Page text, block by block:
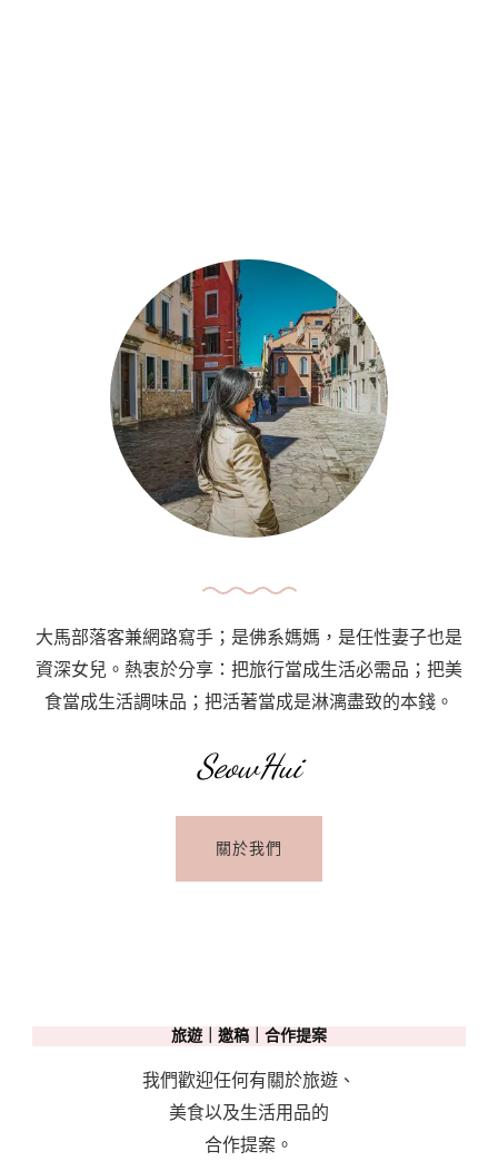
大馬部落客兼網路寫手；是佛系媽媽，是任性妻子也是
資深女兒。熱衷於分享：把旅行當成生活必需品；把美
食當成生活調味品；把活著當成是淋漓盡致的本錢。
SeowHui
關於我們
旅遊｜邀稿｜合作提案
我們歡迎任何有關於旅遊、
美食以及生活用品的
合作提案。